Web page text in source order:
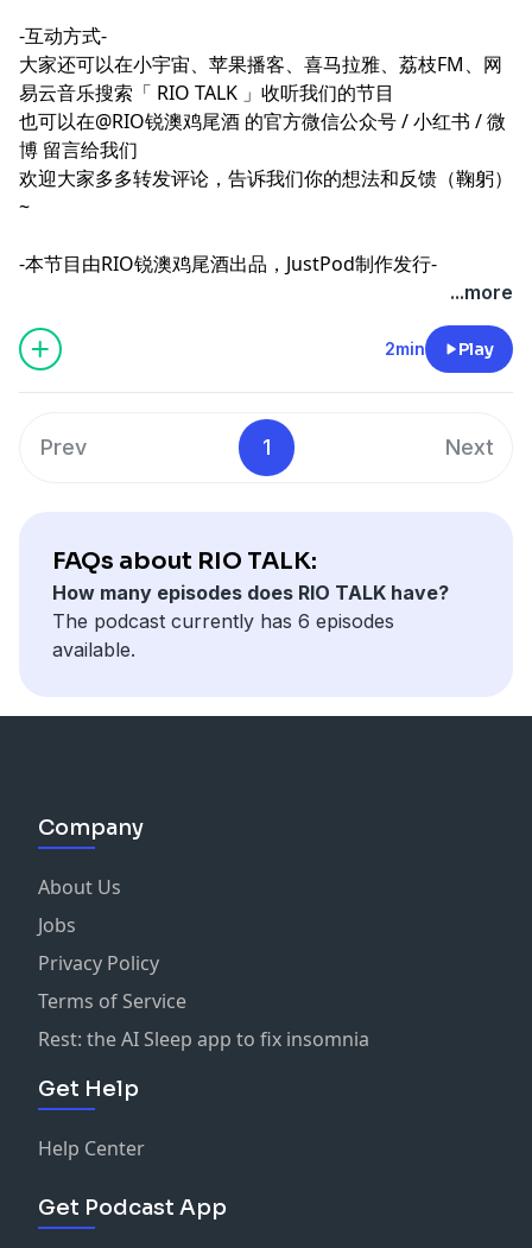
-互动方式-
大家还可以在小宇宙、苹果播客、喜马拉雅、荔枝FM、网
易云音乐搜索「 RIO TALK 」收听我们的节目
也可以在@RIO锐澳鸡尾酒 的官方微信公众号 /小红书 /微
博 留言给我们
欢迎大家多多转发评论，告诉我们你的想法和反馈（鞠躬）
~
-本节目由RIO锐澳鸡尾酒出品，JustPod制作发行-
...more
2min Play
Prev 1 Next
FAQs about RIO TALK:
How many episodes does RIO TALK have?
The podcast currently has 6 episodes
available.
Company
About Us
Jobs
Privacy Policy
Terms of Service
Rest: the AI Sleep app to fix insomnia
Get Help
Help Center
Get Podcast App